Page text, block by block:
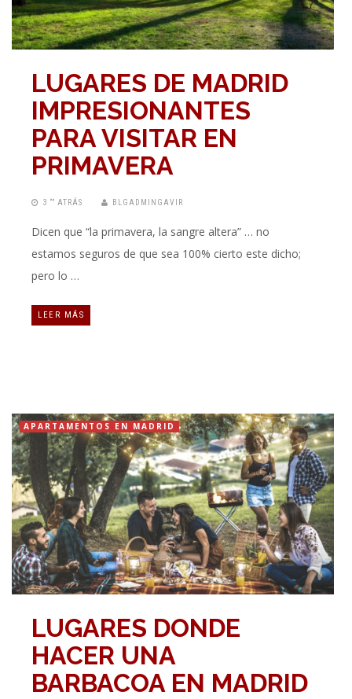
LUGARES DE MADRID
IMPRESIONANTES
PARA VISITAR EN
PRIMAVERA
3 “” ATRÁS BLGADMINGAVIR
Dicen que “la primavera, la sangre altera” … no
estamos seguros de que sea 100% cierto este dicho;
pero lo …
LEER MÁS
APARTAMENTOS EN MADRID
LUGARES DONDE
HACER UNA
BARBACOA EN MADRID